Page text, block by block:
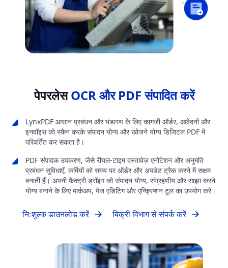
पेपरलेसOCR और PDF संपादित करें
LynxPDF आसान प्रबंधन और भंडारण के लिए कागजी ऑर्डर, आवेदनों और
इनवॉइस को स्कैन करके संपादन योग्य और खोजने योग्य डिजिटल PDF में
परिवर्तित कर सकता है।
PDF संपादक उपकरण, जैसे रीयल-टाइम दस्तावेज़ एनोटेशन और अनुमति
प्रबंधन सुविधाएँ, कर्मियों को समय पर ऑर्डर और अपडेट ट्रैक करने में सक्षम
बनाती हैं। अपनी फैक्ट्री ड्रॉइंग को संपादन योग्य, संग्रहणीय और साझा करने
योग्य बनाने के लिए मार्कअप, पेज एडिटिंग और एन्क्रिप्शन टूल का उपयोग करें।
निःशुल्क डाउनलोड करें बिक्री विभाग से संपर्क करें